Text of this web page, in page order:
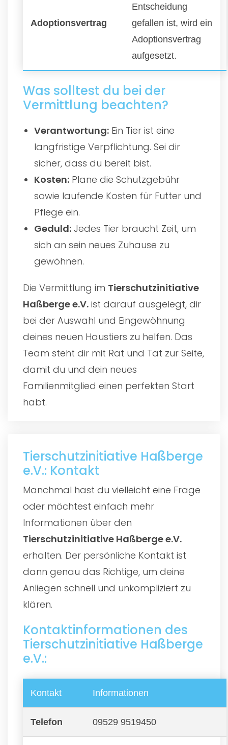
Adoptionsvertrag
Entscheidung
gefallen ist, wird ein
Adoptionsvertrag
aufgesetzt.
Was solltest du bei der
Vermittlung beachten?
Verantwortung: Ein Tier ist eine
langfristige Verpflichtung. Sei dir
sicher, dass du bereit bist.
Kosten: Plane die Schutzgebühr
sowie laufende Kosten für Futter und
Pflege ein.
Geduld: Jedes Tier braucht Zeit, um
sich an sein neues Zuhause zu
gewöhnen.
Die Vermittlung im Tierschutzinitiative
Haßberge e.V. ist darauf ausgelegt, dir
bei der Auswahl und Eingewöhnung
deines neuen Haustiers zu helfen. Das
Team steht dir mit Rat und Tat zur Seite,
damit du und dein neues
Familienmitglied einen perfekten Start
habt.
Tierschutzinitiative Haßberge
e.V.: Kontakt
Manchmal hast du vielleicht eine Frage
oder möchtest einfach mehr
Informationen über den
Tierschutzinitiative Haßberge e.V.
erhalten. Der persönliche Kontakt ist
dann genau das Richtige, um deine
Anliegen schnell und unkompliziert zu
klären.
Kontaktinformationen des
Tierschutzinitiative Haßberge
e.V.:
Kontakt Informationen
Telefon 09529 9519450